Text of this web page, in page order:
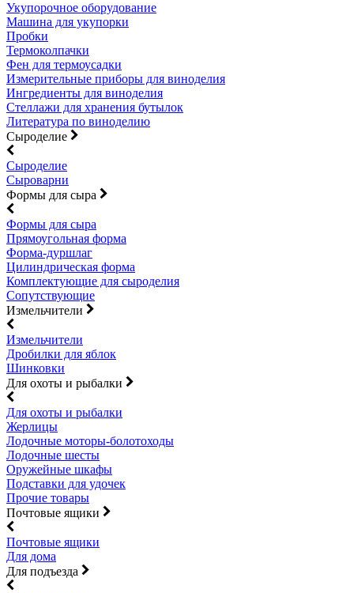
Укупорочное оборудование
Машина для укупорки
Пробки
Термоколпачки
Фен для термоусадки
Измерительные приборы для виноделия
Ингредиенты для виноделия
Стеллажи для хранения бутылок
Литература по виноделию
Сыроделие
Сыроделие
Сыроварни
Формы для сыра
Формы для сыра
Прямоугольная форма
Форма-дуршлаг
Цилиндрическая форма
Комплектующие для сыроделия
Сопутствующие
Измельчители
Измельчители
Дробилки для яблок
Шинковки
Для охоты и рыбалки
Для охоты и рыбалки
Жерлицы
Лодочные моторы-болотоходы
Лодочные шесты
Оружейные шкафы
Подставки для удочек
Прочие товары
Почтовые ящики
Почтовые ящики
Для дома
Для подъезда